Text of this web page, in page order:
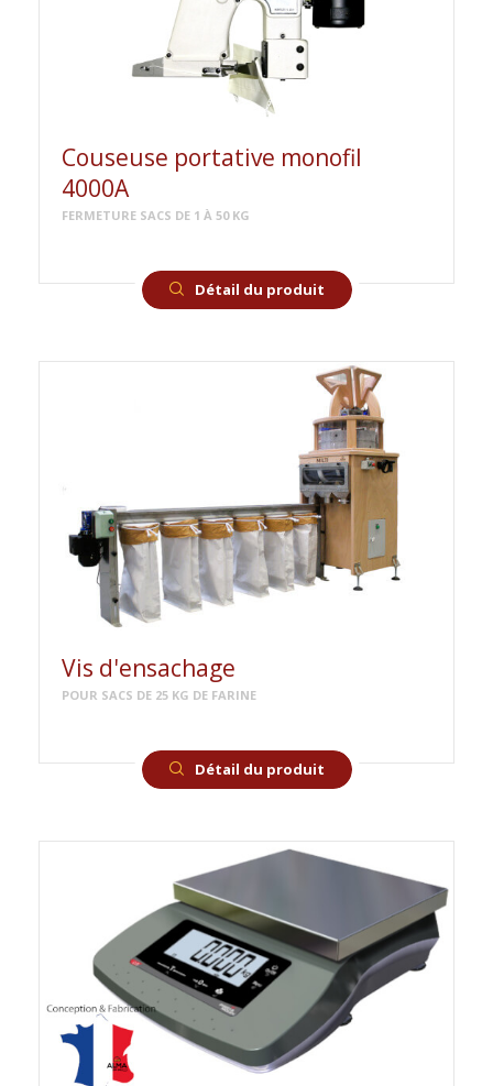
ACCUEIL
MATÉRIEL
TARIFS
FICHES CONSEILS
Couseuse portative monofil
4000A
FERMETURE SACS DE 1 À 50 KG
Détail du produit
Vis d'ensachage
POUR SACS DE 25 KG DE FARINE
Détail du produit